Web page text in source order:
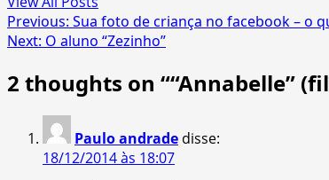
Post
navigation
Previous: Sua foto de criança no facebook – o
Next: O aluno “Zezinho”
2 thoughts on ““Annabelle”
Paulo andrade disse:
18/12/2014 às 18:07